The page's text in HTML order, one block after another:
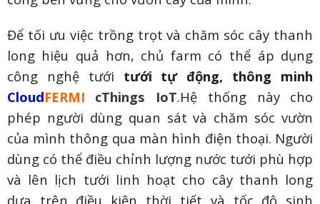
Để tối ưu việc trồng trọt và chăm sóc cây thanh
long hiệu quả hơn, chủ farm có thể áp dụng
công nghệ tưới tưới tự động, thông minh
CloudFERMI cThings IoT.Hệ thống này cho
phép người dùng quan sát và chăm sóc vườn
của mình thông qua màn hình điện thoại. Người
dùng có thể điều chỉnh lượng nước tưới phù hợp
và lên lịch tưới linh hoạt cho cây thanh long
dựa trên điều kiện thời tiết và tốc độ sinh